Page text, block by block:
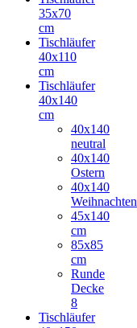
35x70
cm
Tischläufer
40x110
cm
Tischläufer
40x140
cm
40x140
neutral
40x140
Ostern
40x140
Weihnachten
45x140
cm
85x85
cm
Runde
Decke
8
Tischläufer